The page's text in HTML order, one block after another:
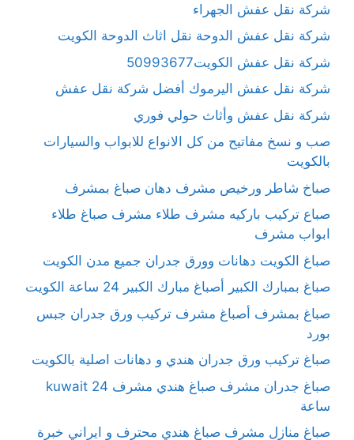
شركة نقل عفش الجهراء
شركة نقل عفش الدوحة نقل اثاث الدوحة الكويت
شركة نقل عفش الكويت50993677
شركة نقل عفش اليرموك أفضل شركة نقل عفش
شركة نقل عفش وأثاث حولي فوري
صب و نسخ مفاتيح من كل الانواع للابواب والسيارات
بالكويت
صباخ شاطر ورخيص مشرف دهان صباغ بمشرف
صباع تركيب باركيه مشرف طلاء مشرف صباغ طلاء
ابواب مشرف
صباغ الكويت دهانات وورق جدران جميع مدن الكويت
صباغ بمبارك الكبير أصباغ مبارك الكبير 24 ساعة الكويت
صباغ بمشرف أصباغ مشرف تركيب ورق جدران جبس
بورد
صباغ تركيب ورق جدران هندي و دهانات اصلية بالكويت
صباغ جدران مشرف صباغ هندي مشرف kuwait 24
ساعة
صباغ منازل مشرف صباغ هندي محترف و ايراني خبرة